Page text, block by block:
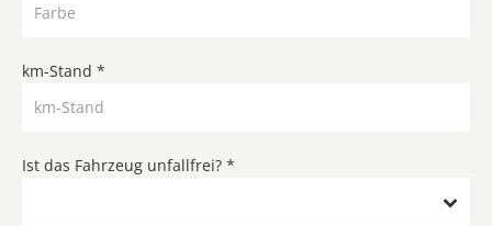
km-Stand *
Ist das Fahrzeug unfallfrei? *